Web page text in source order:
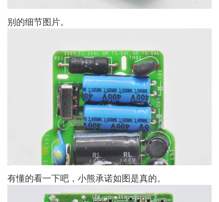
别的细节图片。
有懂的看一下吧，小熊承诺如图是真的。